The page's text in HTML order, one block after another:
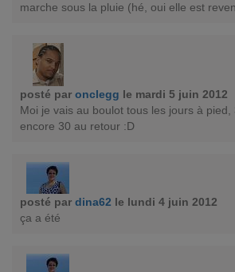
marche sous la pluie (hé, oui elle est
posté par onclegg le mardi 5 juin 2012
Moi je vais au boulot tous les jours à pied,
encore 30 au retour :D
posté par dina62 le lundi 4 juin 2012
ça a été